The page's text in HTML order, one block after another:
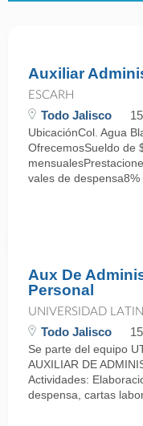
Auxiliar
ESCARH
Todo Jalisco
UbicaciónCol. Agua
OfrecemosSueldo de
vales de despensa8%
Aux De
Personal
UNIVERSIDAD
Todo Jalisco
Se parte del equipo
AUXILIAR DE
Actividades:
despensa, cartas